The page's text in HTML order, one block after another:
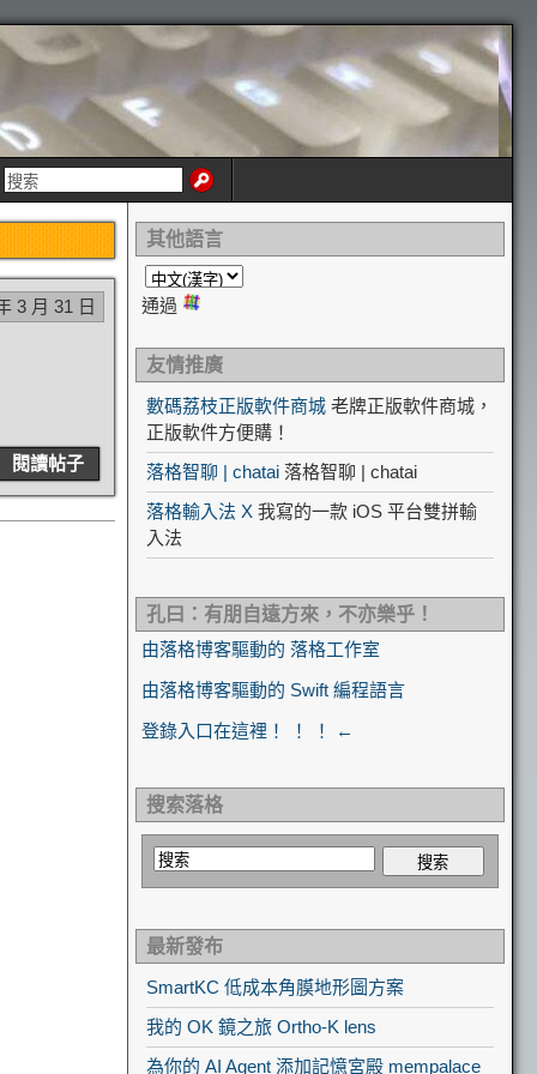
3 月 31 日
閱讀帖子
其他語言
通過
友情推廣
數碼荔枝正版軟件商城 老牌正版軟件商城，
正版軟件方便購！
落格智聊 | chatai 落格智聊 | chatai
落格輸入法 X 我寫的一款 iOS 平台雙拼輸
入法
孔曰：有朋自遠方來，不亦樂乎！
由落格博客驅動的 落格工作室
由落格博客驅動的 Swift 編程語言
登錄入口在這裡！ ！ ！ ←
搜索落格
最新發布
SmartKC 低成本角膜地形圖方案
我的 OK 鏡之旅 Ortho-K lens
為你的 AI Agent 添加記憶宮殿 mempalace